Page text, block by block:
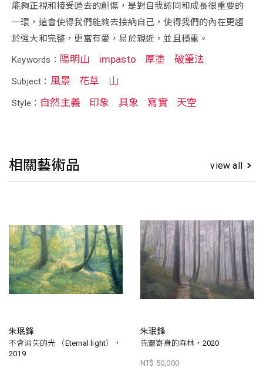
能夠正視和接受過去的創傷，是對自我認同和成長很重要的
一環，這會使得我們能夠去接納自己，使得我們的內在更趨
於強大和完整，更富有愛，易於親近，並且穩重。
Keywords： 陽明山 impasto 厚塗 破筆法
Subject： 風景 花草 山
Style： 自然主義 印象 具象 寫實 天空
相關藝術品 view all
朱珉鋒
不會消失的光 （Eternal light），
2019
朱珉鋒
先靈寄身的森林，2020
NT$ 50,000